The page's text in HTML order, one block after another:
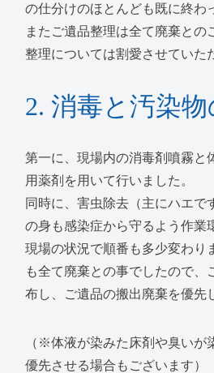
の仕分けのほとんども既に終わ
またご遺品整理は全て廃棄との
整理については割愛させていた
2. 消毒と汚染
第一に、現場内の消毒剤噴霧と
用薬剤を用いて行いました。
同時に、害虫除去（主にハエで
の身も感染症から守るよう作業
現場の状況で順番も多少変わり
も全て廃棄との事でしたので、
布し、ご遺品の搬出廃棄を優先
（※体液が染みた床剤や臭いが
優先させる場合もございます）